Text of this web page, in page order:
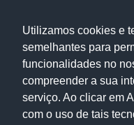
Utilizamos cookies e
semelhantes para
funcionalidades no
compreender a sua
serviço. Ao clicar em
com o uso de tais